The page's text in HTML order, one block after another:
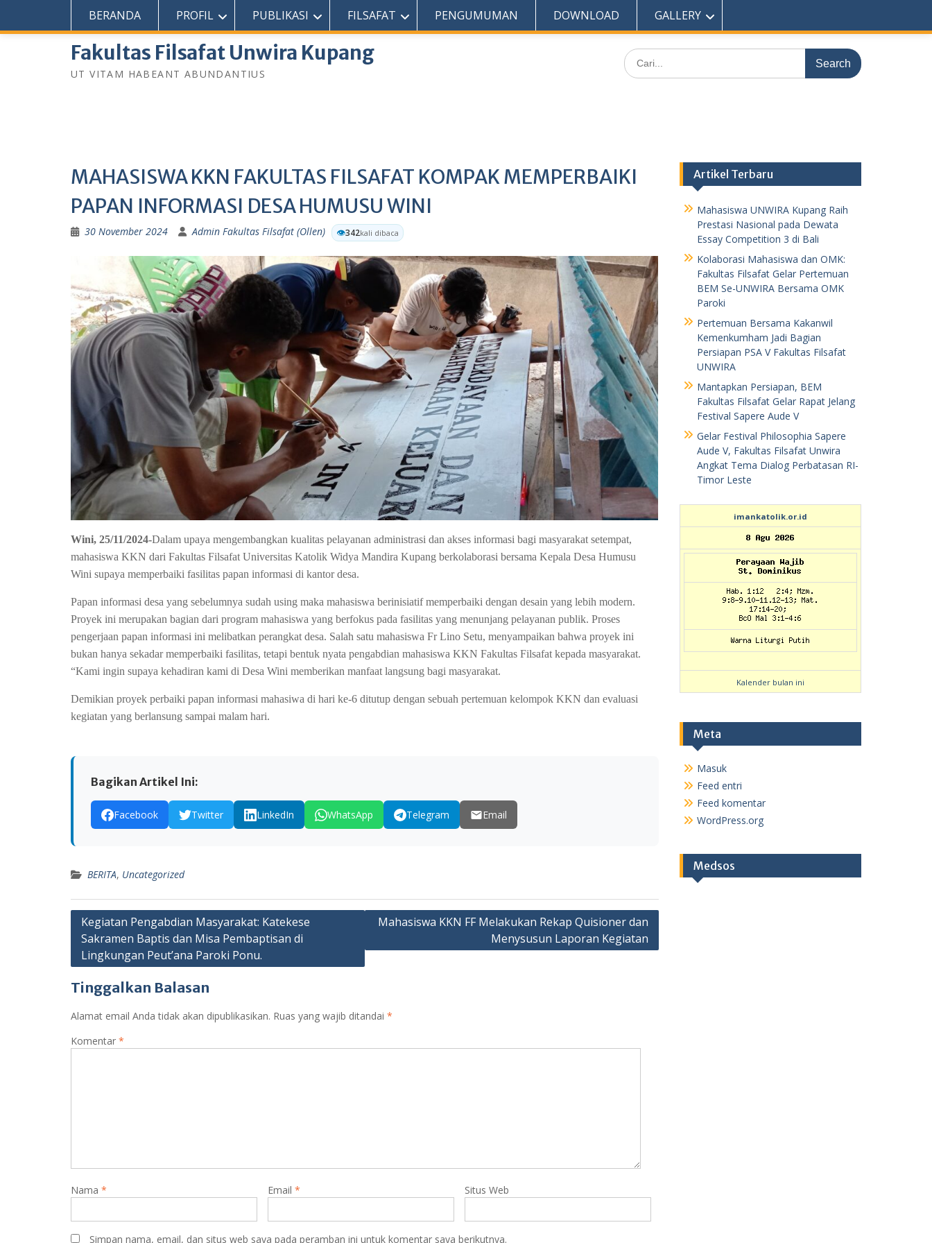
content
fakultasfilsafatunwirakupang@gmail.com Selamat Datang Di Website Resmi Fakultas Filsafat Unwira Kupang
Fakultas Filsafat Unwira Kupang
UT VITAM HABEANT ABUNDANTIUS
Search
for:
BERANDA PROFIL PUBLIKASI FILSAFAT PENGUMUMAN DOWNLOAD GALLERY
MAHASISWA KKN FAKULTAS FILSAFAT KOMPAK MEMPERBAIKI
PAPAN INFORMASI DESA HUMUSU WINI
30 November 2024 Admin Fakultas Filsafat (Ollen) 👁️342kali dibaca
Wini, 25/11/2024-Dalam upaya mengembangkan kualitas pelayanan administrasi dan akses informasi bagi masyarakat setempat,
mahasiswa KKN dari Fakultas Filsafat Universitas Katolik Widya Mandira Kupang berkolaborasi bersama Kepala Desa Humusu
Wini supaya memperbaiki fasilitas papan informasi di kantor desa.
Papan informasi desa yang sebelumnya sudah using maka mahasiswa berinisiatif memperbaiki dengan desain yang lebih modern.
Proyek ini merupakan bagian dari program mahasiswa yang berfokus pada fasilitas yang menunjang pelayanan publik. Proses
pengerjaan papan informasi ini melibatkan perangkat desa. Salah satu mahasiswa Fr Lino Setu, menyampaikan bahwa proyek ini
bukan hanya sekadar memperbaiki fasilitas, tetapi bentuk nyata pengabdian mahasiswa KKN Fakultas Filsafat kepada masyarakat.
“Kami ingin supaya kehadiran kami di Desa Wini memberikan manfaat langsung bagi masyarakat.
Demikian proyek perbaiki papan informasi mahasiwa di hari ke-6 ditutup dengan sebuah pertemuan kelompok KKN dan evaluasi
kegiatan yang berlansung sampai malam hari.
Bagikan Artikel Ini:
Facebook Twitter LinkedIn WhatsApp Telegram Email
BERITA, Uncategorized
Navigasi
pos
Kegiatan Pengabdian Masyarakat: Katekese
Sakramen Baptis dan Misa Pembaptisan di
Lingkungan Peut’ana Paroki Ponu.
Mahasiswa KKN FF Melakukan Rekap Quisioner dan
Menysusun Laporan Kegiatan
Tinggalkan Balasan
Alamat email Anda tidak akan dipublikasikan. Ruas yang wajib ditandai *
Komentar *
Nama * Email * Situs Web
Simpan nama, email, dan situs web saya pada peramban ini untuk komentar saya berikutnya.
Artikel Terbaru
Mahasiswa UNWIRA Kupang Raih
Prestasi Nasional pada Dewata
Essay Competition 3 di Bali
Kolaborasi Mahasiswa dan OMK:
Fakultas Filsafat Gelar Pertemuan
BEM Se-UNWIRA Bersama OMK
Paroki
Pertemuan Bersama Kakanwil
Kemenkumham Jadi Bagian
Persiapan PSA V Fakultas Filsafat
UNWIRA
Mantapkan Persiapan, BEM
Fakultas Filsafat Gelar Rapat Jelang
Festival Sapere Aude V
Gelar Festival Philosophia Sapere
Aude V, Fakultas Filsafat Unwira
Angkat Tema Dialog Perbatasan RI-
Timor Leste
imankatolik.or.id
Kalender bulan ini
Meta
Masuk
Feed entri
Feed komentar
WordPress.org
Medsos